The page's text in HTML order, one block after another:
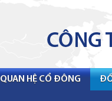
QUAN HỆ CỔ ĐÔNG